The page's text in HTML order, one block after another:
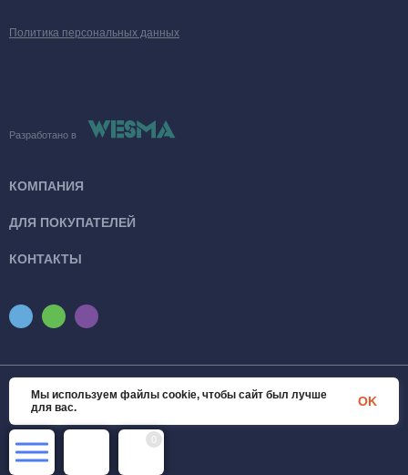
Политика персональных данных
Разработано в
КОМПАНИЯ
ДЛЯ ПОКУПАТЕЛЕЙ
КОНТАКТЫ
© 2026 SanTexWorld. Все права защищены
0
Мы используем файлы cookie, чтобы сайт был лучше
для вас.
OK